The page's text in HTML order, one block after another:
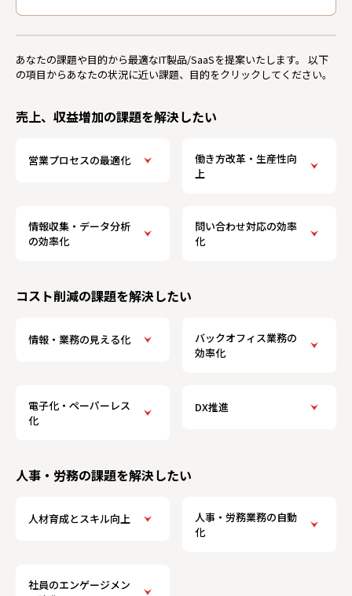
あなたの課題や目的から最適なIT製品/SaaSを提案いたします。
以下
の項目からあなたの状況に近い課題、目的をクリックしてください。
売上、収益増加の課題を解決したい
営業プロセスの最適化
働き方改革・生産性向
上
情報収集・データ分析
の効率化
問い合わせ対応の効率
化
コスト削減の課題を解決したい
情報・業務の見える化
バックオフィス業務の
効率化
電子化・ペーパーレス
化
DX推進
人事・労務の課題を解決したい
人材育成とスキル向上
人事・労務業務の自動
化
社員のエンゲージメン